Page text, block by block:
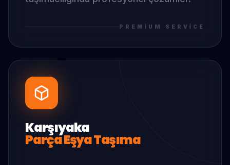
PREMIUM SERVICE
Karşıyaka
Parça Eşya Taşıma